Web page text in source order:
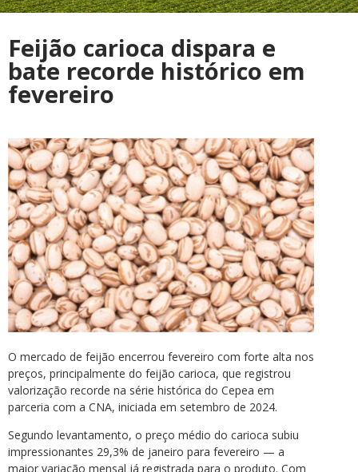
Feijão carioca dispara e
bate recorde histórico em
fevereiro
O mercado de feijão encerrou fevereiro com forte alta nos
preços, principalmente do feijão carioca, que registrou
valorização recorde na série histórica do Cepea em
parceria com a CNA, iniciada em setembro de 2024.
Segundo levantamento, o preço médio do carioca subiu
impressionantes 29,3% de janeiro para fevereiro — a
maior variação mensal já registrada para o produto. Com